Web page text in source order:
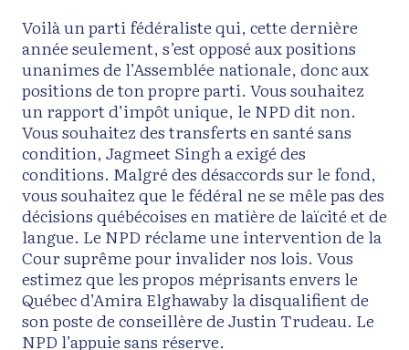
Voilà un parti fédéraliste qui, cette dernière
année seulement, s’est opposé aux positions
unanimes de l’Assemblée nationale, donc aux
positions de ton propre parti. Vous souhaitez
un rapport d’impôt unique, le NPD dit non.
Vous souhaitez des transferts en santé sans
condition, Jagmeet Singh a exigé des
conditions. Malgré des désaccords sur le fond,
vous souhaitez que le fédéral ne se mêle pas des
décisions québécoises en matière de laïcité et de
langue. Le NPD réclame une intervention de la
Cour suprême pour invalider nos lois. Vous
estimez que les propos méprisants envers le
Québec d’Amira Elghawaby la disqualifient de
son poste de conseillère de Justin Trudeau. Le
NPD l’appuie sans réserve.